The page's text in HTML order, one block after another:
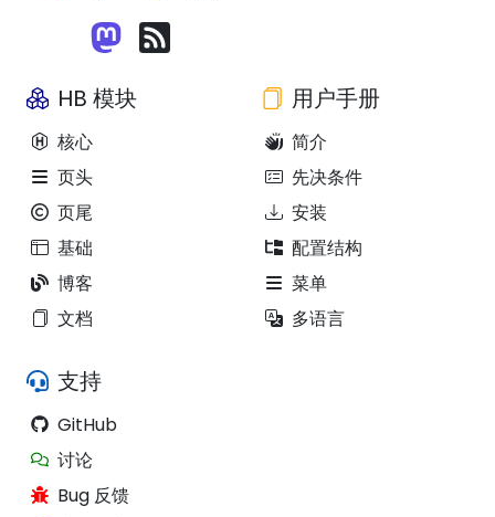
HB 模块
核心
页头
页尾
基础
博客
文档
用户手册
简介
先决条件
安装
配置结构
菜单
多语言
支持
GitHub
讨论
Bug 反馈